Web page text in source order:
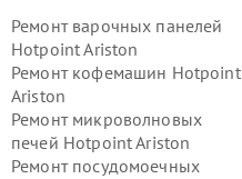
Ремонт варочных панелей
Hotpoint Ariston
Ремонт кофемашин Hotpoint
Ariston
Ремонт микроволновых
печей Hotpoint Ariston
Ремонт посудомоечных